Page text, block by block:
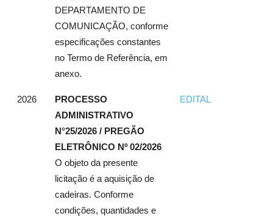
DEPARTAMENTO DE
COMUNICAÇÃO, conforme
especificações constantes
no Termo de Referência, em
anexo.
2026
PROCESSO
ADMINISTRATIVO
N°25/2026 / PREGÃO
ELETRÔNICO Nº 02/2026
O objeto da presente
licitação é a aquisição de
cadeiras. Conforme
condições, quantidades e
EDITAL